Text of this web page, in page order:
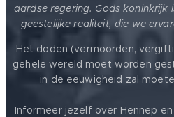
aardse regering. Gods koninkrijk
geestelijke realiteit, die we
Het doden (vermoorden,
gehele wereld moet worden
in de eeuwigheid zal
Informeer jezelf over Hennep